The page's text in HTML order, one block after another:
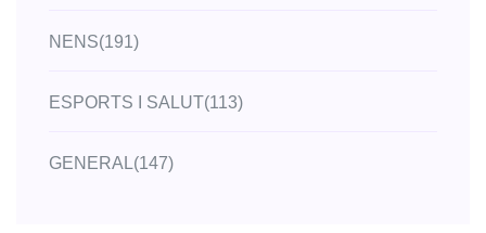
NENS(191)
ESPORTS I SALUT(113)
GENERAL(147)